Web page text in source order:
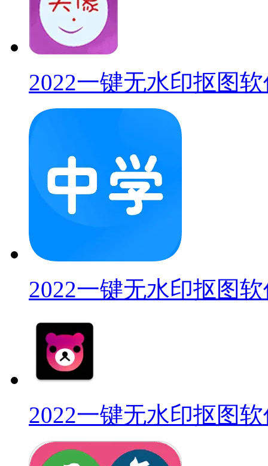
2022一键无水印抠图
2022一键无水印抠图
2022一键无水印抠图